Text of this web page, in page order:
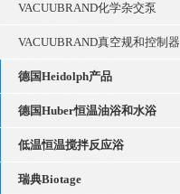
VACUUBRAND化学杂交泵
VACUUBRAND真空规和控制器
德国Heidolph产品
德国Huber恒温油浴和水浴
低温恒温搅拌反应浴
瑞典Biotage